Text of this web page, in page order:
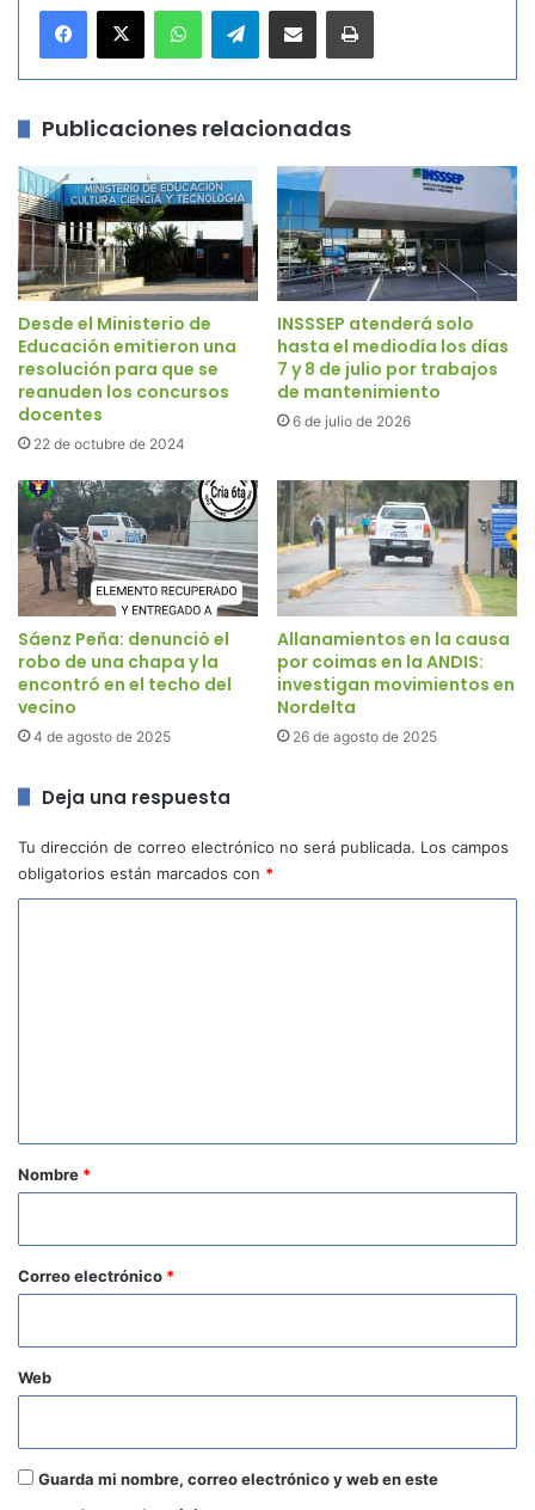
Telegram
Publicaciones relacionadas
Desde el Ministerio de
Educación emitieron una
resolución para que se
reanuden los concursos
docentes
22 de octubre de 2024
INSSSEP atenderá solo
hasta el mediodía los días
7 y 8 de julio por trabajos
de mantenimiento
6 de julio de 2026
Sáenz Peña: denunció el
robo de una chapa y la
encontró en el techo del
vecino
4 de agosto de 2025
Allanamientos en la causa
por coimas en la ANDIS:
investigan movimientos en
Nordelta
26 de agosto de 2025
Deja una respuesta
Tu dirección de correo electrónico no será publicada. Los campos
obligatorios están marcados con *
r
*
Nombre *
Correo electrónico *
Web
Guarda mi nombre, correo electrónico y web en este